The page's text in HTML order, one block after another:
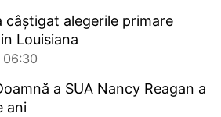
câștigat alegerile primare
Louisiana
06:30
a SUA Nancy Reagan a
ani